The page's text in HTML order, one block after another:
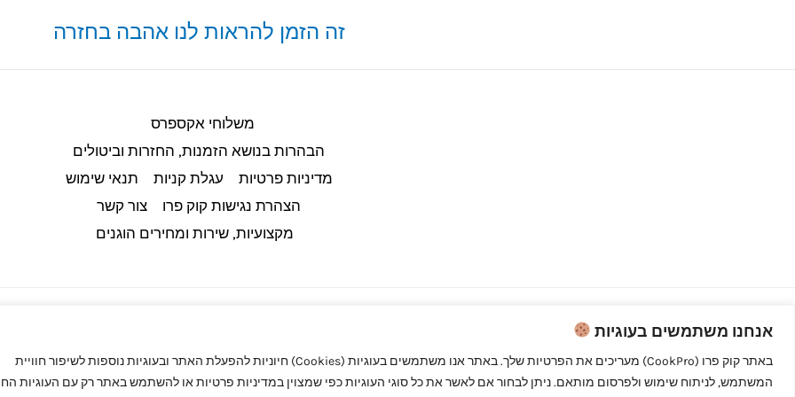
אנחנו משתמשים בעוגיות
באתר קוק פרו (CookPro) מעריכים את הפרטיות שלך. באתר אנו משתמשים בעוגיות (Cookies) חיוניות להפעלת האתר ובעוגיות נוספות לשיפור חוויית
המשתמש, לניתוח שימוש ולפרסום מותאם. ניתן לבחור אם לאשר את כל סוגי העוגיות כפי שמצוין במדיניות פרטיות או להשתמש באתר רק עם העוגיות
זה הזמן להראות לנו אהבה בחזרה
משלוחי אקספרס
הבהרות בנושא הזמנות, החזרות וביטולים​
מדיניות פרטיות
עגלת קניות
תנאי שימוש
הצהרת נגישות קוק פרו
צור קשר
מקצועיות, שירות ומחירים הוגנים
מקצוענים